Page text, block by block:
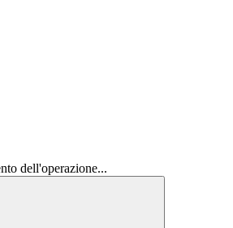
dell'operazione...